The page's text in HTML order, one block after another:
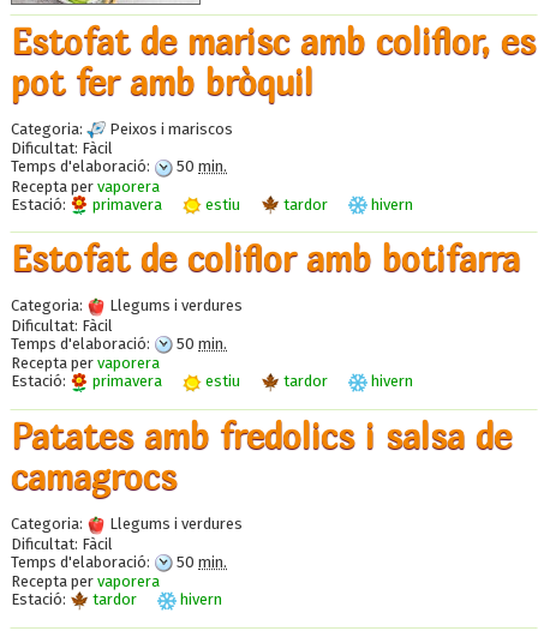
Estofat de marisc amb coliflor, es
pot fer amb bròquil
Categoria:
Peixos i mariscos
Dificultat: Fàcil
Temps d'elaboració:
50 min.
Recepta per vaporera
Estació:
primavera estiu tardor hivern
Estofat de coliflor amb botifarra
Categoria:
Llegums i verdures
Dificultat: Fàcil
Temps d'elaboració:
50 min.
Recepta per vaporera
Estació:
primavera estiu tardor hivern
Patates amb fredolics i salsa de
camagrocs
Categoria:
Llegums i verdures
Dificultat: Fàcil
Temps d'elaboració:
50 min.
Recepta per vaporera
Estació:
tardor hivern